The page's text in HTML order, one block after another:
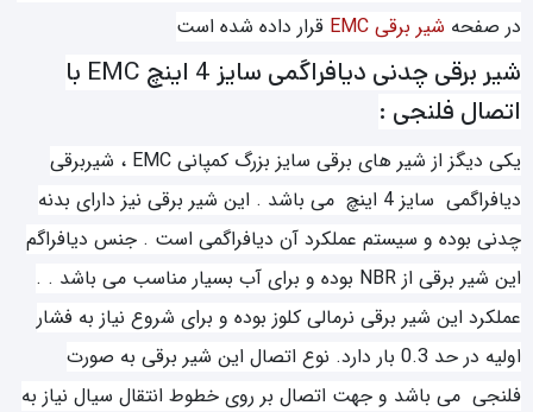
در صفحه شیر برقی EMC قرار داده شده است
شیر برقی چدنی دیافراگمی سایز 4 اینچ EMC با
اتصال فلنجی :
یکی دیگز از شیر های برقی سایز بزرگ کمپانی EMC ، شیربرقی
دیافراگمی سایز 4 اینچ می باشد . این شیر برقی نیز دارای بدنه
چدنی بوده و سیستم عملکرد آن دیافراگمی است . جنس دیافراگم
این شیر برقی از NBR بوده و برای آب بسیار مناسب می باشد . .
عملکرد این شیر برقی نرمالی کلوز بوده و برای شروع نیاز به فشار
اولیه در حد 0.3 بار دارد. نوع اتصال این شیر برقی به صورت
فلنجی می باشد و جهت اتصال بر روی خطوط انتقال سیال نیاز به